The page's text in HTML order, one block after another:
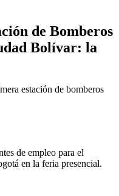
de Bomberos
Bolívar: la
estación de bomberos